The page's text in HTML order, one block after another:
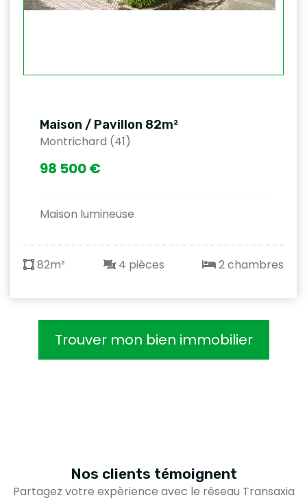
Maison / Pavillon 82m²
Montrichard (41)
98 500 €
Maison lumineuse
82m² 4 pièces 2 chambres
Trouver mon bien immobilier
Nos clients témoignent
Partagez votre expèrience avec le réseau Transaxia